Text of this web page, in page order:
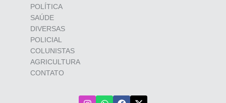
POLÍTICA
SAÚDE
DIVERSAS
POLICIAL
COLUNISTAS
AGRICULTURA
CONTATO